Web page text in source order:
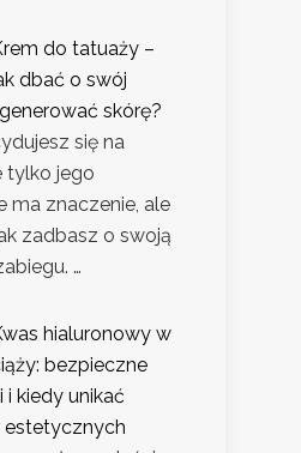
do tatuaży –
dbać o swój
skórę?
się na
tylko jego
ma znaczenie, ale
zadbasz o swoją
…
hialuronowy w
bezpieczne
i kiedy unikać
estetycznych